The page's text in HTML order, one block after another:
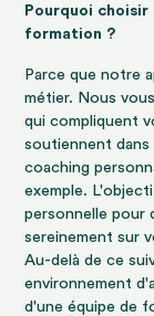
Pourquoi
formation ?
Parce que notre
métier. Nous
qui compliquent
soutiennent dans
coaching
exemple.
personnelle pour
sereinement sur
Au-delà de ce
environnement
d'une équipe de